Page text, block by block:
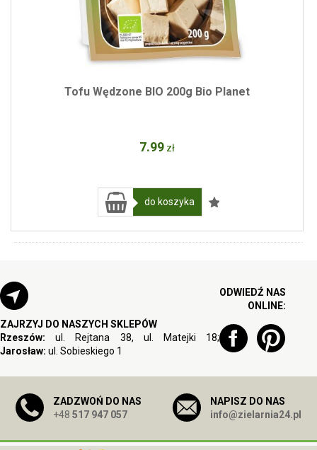
Tofu Wędzone BIO 200g Bio Planet
7.99 zł
do koszyka
ZAJRZYJ DO NASZYCH SKLEPÓW
Rzeszów: ul. Rejtana 38, ul. Matejki 18;
Jarosław: ul. Sobieskiego 1
ODWIEDŹ NAS
ONLINE:
ZADZWOŃ DO NAS
+48 517 947 057
NAPISZ DO NAS
info@zielarnia24.pl